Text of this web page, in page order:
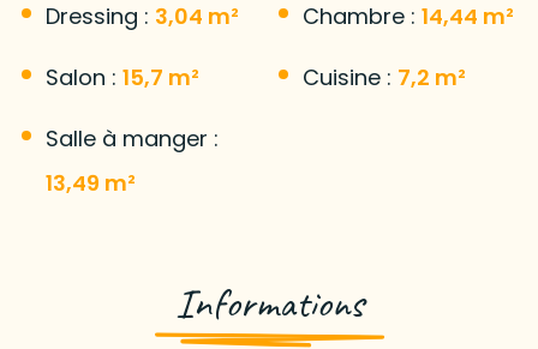
Dressing : 3,04 m²
Salon : 15,7 m²
Salle à manger :
13,49 m²
Chambre : 14,44 m²
Cuisine : 7,2 m²
Informations